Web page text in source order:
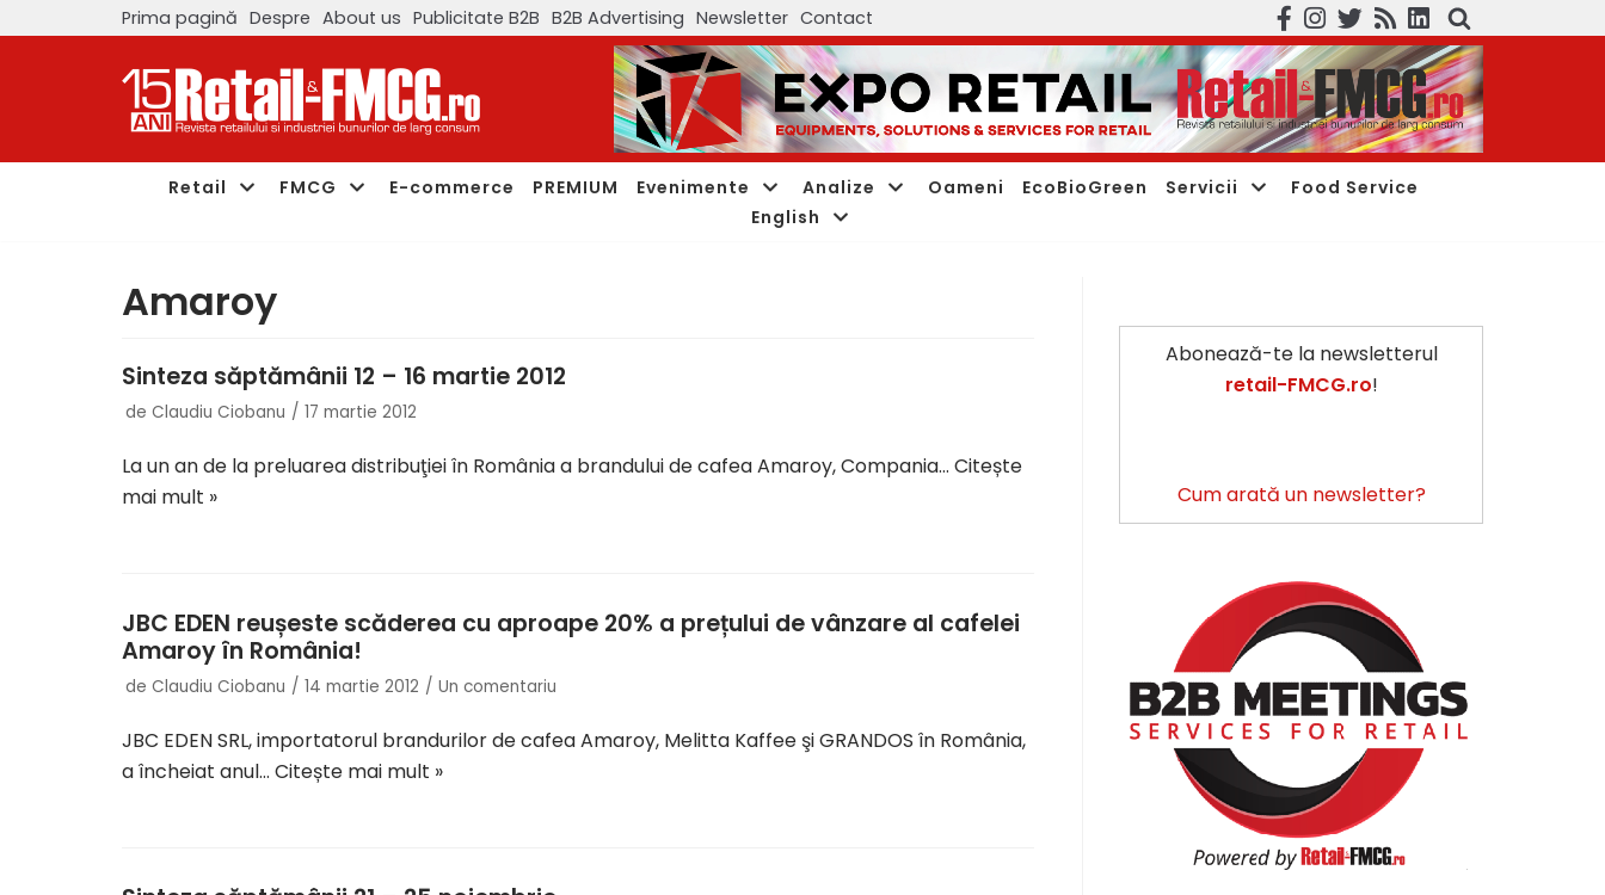
Prima pagină Despre About us Publicitate B2B B2B Advertising Newsletter Contact
Retail FMCG E-commerce PREMIUM Evenimente Analize Oameni EcoBioGreen Servicii
Food Service
English
Amaroy
Sinteza săptămânii 12 – 16 martie 2012
de Claudiu Ciobanu 17 martie 2012
La un an de la preluarea distribuţiei în România a brandului de cafea Amaroy, Compania… Citește
mai mult »
JBC EDEN reușeste scăderea cu aproape 20% a prețului de vânzare al cafelei
Amaroy în România!
de Claudiu Ciobanu 14 martie 2012 Un comentariu
JBC EDEN SRL, importatorul brandurilor de cafea Amaroy, Melitta Kaffee şi GRANDOS în România,
a încheiat anul… Citește mai mult »
Abonează-te la newsletterul
retail-FMCG.ro!
Cum arată un newsletter?